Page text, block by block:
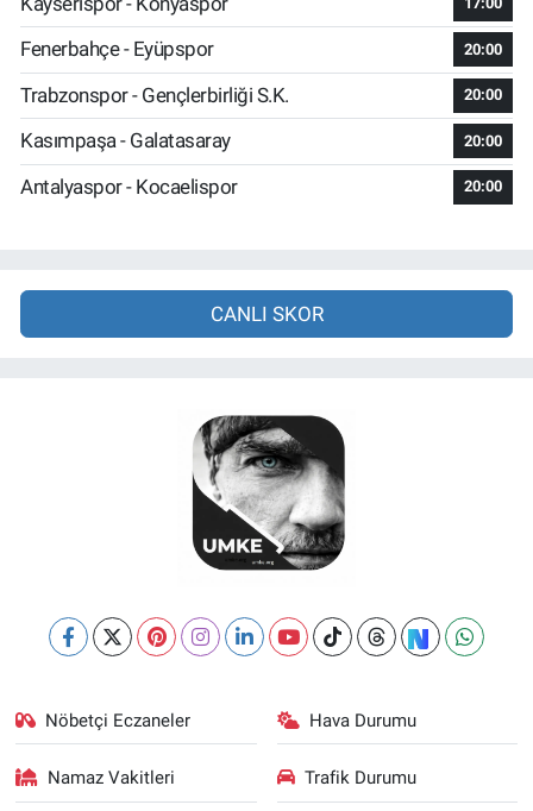
Fenerbahçe - Eyüpspor 20:00
Trabzonspor - Gençlerbirliği S.K. 20:00
Kasımpaşa - Galatasaray 20:00
Antalyaspor - Kocaelispor 20:00
CANLI SKOR
Nöbetçi Eczaneler Hava Durumu
Namaz Vakitleri Trafik Durumu